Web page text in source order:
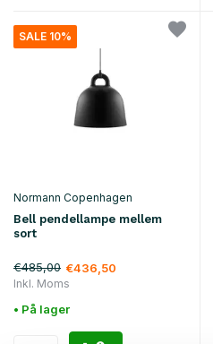
SALE 10%
Normann Copenhagen
Bell pendellampe mellem
sort
€485,00 €436,50
Inkl. Moms
• På lager